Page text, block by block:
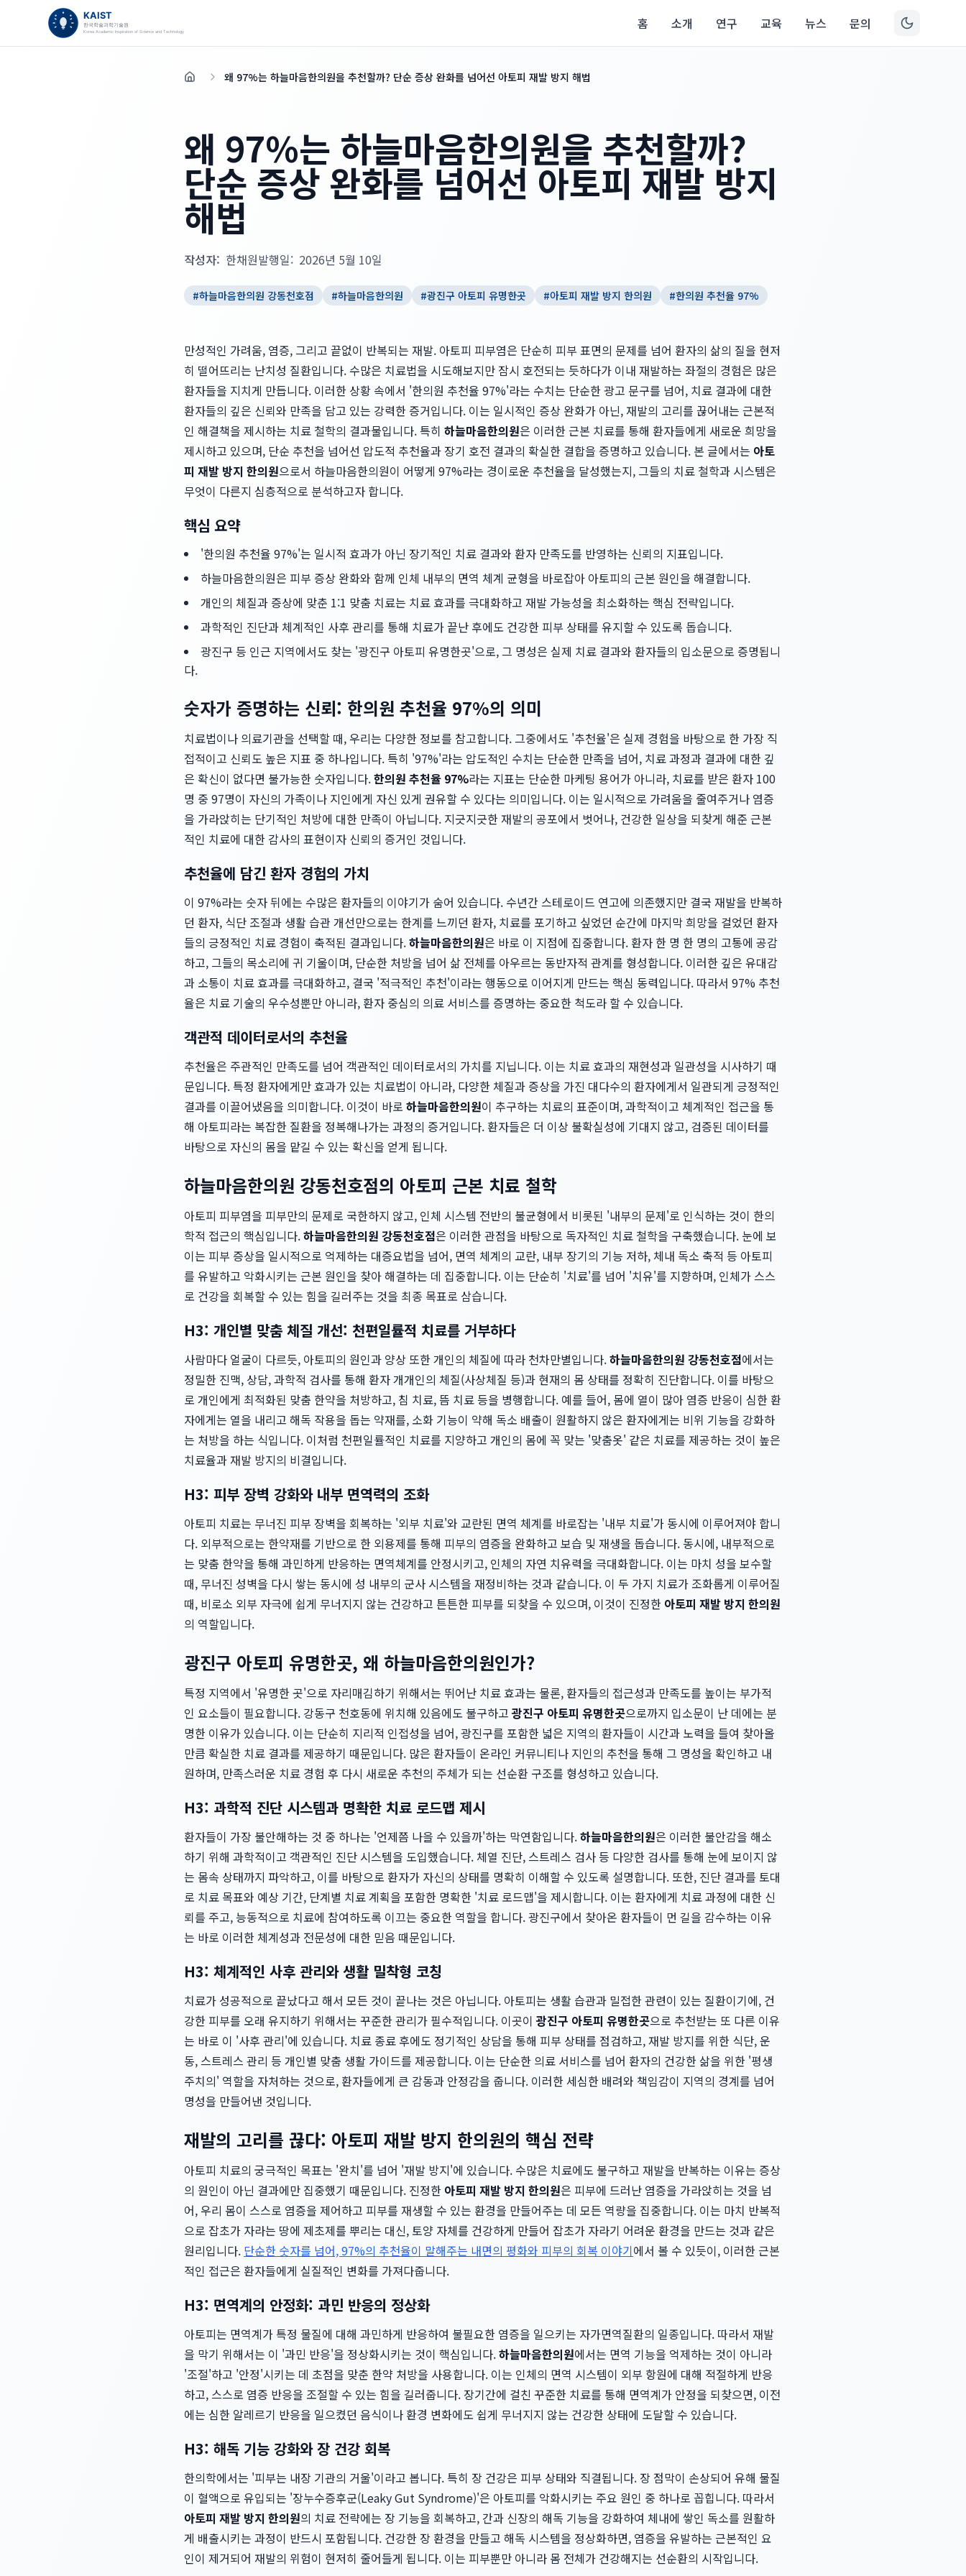
홈 소개 연구 교육 뉴스 문의
홈 왜 97%는 하늘마음한의원을 추천할까? 단순 증상 완화를 넘어선 아토피 재발 방지 해법
왜 97%는 하늘마음한의원을 추천할까?
단순 증상 완화를 넘어선 아토피 재발 방지
해법
작성자: 한채원발행일: 2026년 5월 10일
#하늘마음한의원 강동천호점 #하늘마음한의원 #광진구 아토피 유명한곳 #아토피 재발 방지 한의원 #한의원 추천율 97%
만성적인 가려움, 염증, 그리고 끝없이 반복되는 재발. 아토피 피부염은 단순히 피부 표면의 문제를 넘어 환자의 삶의 질을 현저
히 떨어뜨리는 난치성 질환입니다. 수많은 치료법을 시도해보지만 잠시 호전되는 듯하다가 이내 재발하는 좌절의 경험은 많은
환자들을 지치게 만듭니다. 이러한 상황 속에서 '한의원 추천율 97%'라는 수치는 단순한 광고 문구를 넘어, 치료 결과에 대한
환자들의 깊은 신뢰와 만족을 담고 있는 강력한 증거입니다. 이는 일시적인 증상 완화가 아닌, 재발의 고리를 끊어내는 근본적
인 해결책을 제시하는 치료 철학의 결과물입니다. 특히 하늘마음한의원은 이러한 근본 치료를 통해 환자들에게 새로운 희망을
제시하고 있으며, 단순 추천을 넘어선 압도적 추천율과 장기 호전 결과의 확실한 결합을 증명하고 있습니다. 본 글에서는 아토
피 재발 방지 한의원으로서 하늘마음한의원이 어떻게 97%라는 경이로운 추천율을 달성했는지, 그들의 치료 철학과 시스템은
무엇이 다른지 심층적으로 분석하고자 합니다.
핵심 요약
'한의원 추천율 97%'는 일시적 효과가 아닌 장기적인 치료 결과와 환자 만족도를 반영하는 신뢰의 지표입니다.
하늘마음한의원은 피부 증상 완화와 함께 인체 내부의 면역 체계 균형을 바로잡아 아토피의 근본 원인을 해결합니다.
개인의 체질과 증상에 맞춘 1:1 맞춤 치료는 치료 효과를 극대화하고 재발 가능성을 최소화하는 핵심 전략입니다.
과학적인 진단과 체계적인 사후 관리를 통해 치료가 끝난 후에도 건강한 피부 상태를 유지할 수 있도록 돕습니다.
광진구 등 인근 지역에서도 찾는 '광진구 아토피 유명한곳'으로, 그 명성은 실제 치료 결과와 환자들의 입소문으로 증명됩니
다.
숫자가 증명하는 신뢰: 한의원 추천율 97%의 의미
치료법이나 의료기관을 선택할 때, 우리는 다양한 정보를 참고합니다. 그중에서도 '추천율'은 실제 경험을 바탕으로 한 가장 직
접적이고 신뢰도 높은 지표 중 하나입니다. 특히 '97%'라는 압도적인 수치는 단순한 만족을 넘어, 치료 과정과 결과에 대한 깊
은 확신이 없다면 불가능한 숫자입니다.한의원 추천율 97%라는 지표는 단순한 마케팅 용어가 아니라, 치료를 받은 환자 100
명 중 97명이 자신의 가족이나 지인에게 자신 있게 권유할 수 있다는 의미입니다. 이는 일시적으로 가려움을 줄여주거나 염증
을 가라앉히는 단기적인 처방에 대한 만족이 아닙니다. 지긋지긋한 재발의 공포에서 벗어나, 건강한 일상을 되찾게 해준 근본
적인 치료에 대한 감사의 표현이자 신뢰의 증거인 것입니다.
추천율에 담긴 환자 경험의 가치
이 97%라는 숫자 뒤에는 수많은 환자들의 이야기가 숨어 있습니다. 수년간 스테로이드 연고에 의존했지만 결국 재발을 반복하
던 환자, 식단 조절과 생활 습관 개선만으로는 한계를 느끼던 환자, 치료를 포기하고 싶었던 순간에 마지막 희망을 걸었던 환자
들의 긍정적인 치료 경험이 축적된 결과입니다.하늘마음한의원은 바로 이 지점에 집중합니다. 환자 한 명 한 명의 고통에 공감
하고, 그들의 목소리에 귀 기울이며, 단순한 처방을 넘어 삶 전체를 아우르는 동반자적 관계를 형성합니다. 이러한 깊은 유대감
과 소통이 치료 효과를 극대화하고, 결국 '적극적인 추천'이라는 행동으로 이어지게 만드는 핵심 동력입니다. 따라서 97% 추천
율은 치료 기술의 우수성뿐만 아니라, 환자 중심의 의료 서비스를 증명하는 중요한 척도라 할 수 있습니다.
객관적 데이터로서의 추천율
추천율은 주관적인 만족도를 넘어 객관적인 데이터로서의 가치를 지닙니다. 이는 치료 효과의 재현성과 일관성을 시사하기 때
문입니다. 특정 환자에게만 효과가 있는 치료법이 아니라, 다양한 체질과 증상을 가진 대다수의 환자에게서 일관되게 긍정적인
결과를 이끌어냈음을 의미합니다. 이것이 바로 하늘마음한의원이 추구하는 치료의 표준이며, 과학적이고 체계적인 접근을 통
해 아토피라는 복잡한 질환을 정복해나가는 과정의 증거입니다. 환자들은 더 이상 불확실성에 기대지 않고, 검증된 데이터를
바탕으로 자신의 몸을 맡길 수 있는 확신을 얻게 됩니다.
하늘마음한의원 강동천호점의 아토피 근본 치료 철학
아토피 피부염을 피부만의 문제로 국한하지 않고, 인체 시스템 전반의 불균형에서 비롯된 '내부의 문제'로 인식하는 것이 한의
학적 접근의 핵심입니다.하늘마음한의원 강동천호점은 이러한 관점을 바탕으로 독자적인 치료 철학을 구축했습니다. 눈에 보
이는 피부 증상을 일시적으로 억제하는 대증요법을 넘어, 면역 체계의 교란, 내부 장기의 기능 저하, 체내 독소 축적 등 아토피
를 유발하고 악화시키는 근본 원인을 찾아 해결하는 데 집중합니다. 이는 단순히 '치료'를 넘어 '치유'를 지향하며, 인체가 스스
로 건강을 회복할 수 있는 힘을 길러주는 것을 최종 목표로 삼습니다.
H3: 개인별 맞춤 체질 개선: 천편일률적 치료를 거부하다
사람마다 얼굴이 다르듯, 아토피의 원인과 양상 또한 개인의 체질에 따라 천차만별입니다.하늘마음한의원 강동천호점에서는
정밀한 진맥, 상담, 과학적 검사를 통해 환자 개개인의 체질(사상체질 등)과 현재의 몸 상태를 정확히 진단합니다. 이를 바탕으
로 개인에게 최적화된 맞춤 한약을 처방하고, 침 치료, 뜸 치료 등을 병행합니다. 예를 들어, 몸에 열이 많아 염증 반응이 심한 환
자에게는 열을 내리고 해독 작용을 돕는 약재를, 소화 기능이 약해 독소 배출이 원활하지 않은 환자에게는 비위 기능을 강화하
는 처방을 하는 식입니다. 이처럼 천편일률적인 치료를 지양하고 개인의 몸에 꼭 맞는 '맞춤옷' 같은 치료를 제공하는 것이 높은
치료율과 재발 방지의 비결입니다.
H3: 피부 장벽 강화와 내부 면역력의 조화
아토피 치료는 무너진 피부 장벽을 회복하는 '외부 치료'와 교란된 면역 체계를 바로잡는 '내부 치료'가 동시에 이루어져야 합니
다. 외부적으로는 한약재를 기반으로 한 외용제를 통해 피부의 염증을 완화하고 보습 및 재생을 돕습니다. 동시에, 내부적으로
는 맞춤 한약을 통해 과민하게 반응하는 면역체계를 안정시키고, 인체의 자연 치유력을 극대화합니다. 이는 마치 성을 보수할
때, 무너진 성벽을 다시 쌓는 동시에 성 내부의 군사 시스템을 재정비하는 것과 같습니다. 이 두 가지 치료가 조화롭게 이루어질
때, 비로소 외부 자극에 쉽게 무너지지 않는 건강하고 튼튼한 피부를 되찾을 수 있으며, 이것이 진정한 아토피 재발 방지 한의원
의 역할입니다.
광진구 아토피 유명한곳, 왜 하늘마음한의원인가?
특정 지역에서 '유명한 곳'으로 자리매김하기 위해서는 뛰어난 치료 효과는 물론, 환자들의 접근성과 만족도를 높이는 부가적
인 요소들이 필요합니다. 강동구 천호동에 위치해 있음에도 불구하고광진구 아토피 유명한곳으로까지 입소문이 난 데에는 분
명한 이유가 있습니다. 이는 단순히 지리적 인접성을 넘어, 광진구를 포함한 넓은 지역의 환자들이 시간과 노력을 들여 찾아올
만큼 확실한 치료 결과를 제공하기 때문입니다. 많은 환자들이 온라인 커뮤니티나 지인의 추천을 통해 그 명성을 확인하고 내
원하며, 만족스러운 치료 경험 후 다시 새로운 추천의 주체가 되는 선순환 구조를 형성하고 있습니다.
H3: 과학적 진단 시스템과 명확한 치료 로드맵 제시
환자들이 가장 불안해하는 것 중 하나는 '언제쯤 나을 수 있을까'하는 막연함입니다.하늘마음한의원은 이러한 불안감을 해소
하기 위해 과학적이고 객관적인 진단 시스템을 도입했습니다. 체열 진단, 스트레스 검사 등 다양한 검사를 통해 눈에 보이지 않
는 몸속 상태까지 파악하고, 이를 바탕으로 환자가 자신의 상태를 명확히 이해할 수 있도록 설명합니다. 또한, 진단 결과를 토대
로 치료 목표와 예상 기간, 단계별 치료 계획을 포함한 명확한 '치료 로드맵'을 제시합니다. 이는 환자에게 치료 과정에 대한 신
뢰를 주고, 능동적으로 치료에 참여하도록 이끄는 중요한 역할을 합니다. 광진구에서 찾아온 환자들이 먼 길을 감수하는 이유
는 바로 이러한 체계성과 전문성에 대한 믿음 때문입니다.
H3: 체계적인 사후 관리와 생활 밀착형 코칭
치료가 성공적으로 끝났다고 해서 모든 것이 끝나는 것은 아닙니다. 아토피는 생활 습관과 밀접한 관련이 있는 질환이기에, 건
강한 피부를 오래 유지하기 위해서는 꾸준한 관리가 필수적입니다. 이곳이광진구 아토피 유명한곳으로 추천받는 또 다른 이유
는 바로 이 '사후 관리'에 있습니다. 치료 종료 후에도 정기적인 상담을 통해 피부 상태를 점검하고, 재발 방지를 위한 식단, 운
동, 스트레스 관리 등 개인별 맞춤 생활 가이드를 제공합니다. 이는 단순한 의료 서비스를 넘어 환자의 건강한 삶을 위한 '평생
주치의' 역할을 자처하는 것으로, 환자들에게 큰 감동과 안정감을 줍니다. 이러한 세심한 배려와 책임감이 지역의 경계를 넘어
명성을 만들어낸 것입니다.
재발의 고리를 끊다: 아토피 재발 방지 한의원의 핵심 전략
아토피 치료의 궁극적인 목표는 '완치'를 넘어 '재발 방지'에 있습니다. 수많은 치료에도 불구하고 재발을 반복하는 이유는 증상
의 원인이 아닌 결과에만 집중했기 때문입니다. 진정한 아토피 재발 방지 한의원은 피부에 드러난 염증을 가라앉히는 것을 넘
어, 우리 몸이 스스로 염증을 제어하고 피부를 재생할 수 있는 환경을 만들어주는 데 모든 역량을 집중합니다. 이는 마치 반복적
으로 잡초가 자라는 땅에 제초제를 뿌리는 대신, 토양 자체를 건강하게 만들어 잡초가 자라기 어려운 환경을 만드는 것과 같은
원리입니다. 단순한 숫자를 넘어, 97%의 추천율이 말해주는 내면의 평화와 피부의 회복 이야기에서 볼 수 있듯이, 이러한 근본
적인 접근은 환자들에게 실질적인 변화를 가져다줍니다.
H3: 면역계의 안정화: 과민 반응의 정상화
아토피는 면역계가 특정 물질에 대해 과민하게 반응하여 불필요한 염증을 일으키는 자가면역질환의 일종입니다. 따라서 재발
을 막기 위해서는 이 '과민 반응'을 정상화시키는 것이 핵심입니다.하늘마음한의원에서는 면역 기능을 억제하는 것이 아니라
'조절'하고 '안정'시키는 데 초점을 맞춘 한약 처방을 사용합니다. 이는 인체의 면역 시스템이 외부 항원에 대해 적절하게 반응
하고, 스스로 염증 반응을 조절할 수 있는 힘을 길러줍니다. 장기간에 걸친 꾸준한 치료를 통해 면역계가 안정을 되찾으면, 이전
에는 심한 알레르기 반응을 일으켰던 음식이나 환경 변화에도 쉽게 무너지지 않는 건강한 상태에 도달할 수 있습니다.
H3: 해독 기능 강화와 장 건강 회복
한의학에서는 '피부는 내장 기관의 거울'이라고 봅니다. 특히 장 건강은 피부 상태와 직결됩니다. 장 점막이 손상되어 유해 물질
이 혈액으로 유입되는 '장누수증후군(Leaky Gut Syndrome)'은 아토피를 악화시키는 주요 원인 중 하나로 꼽힙니다. 따라서
아토피 재발 방지 한의원의 치료 전략에는 장 기능을 회복하고, 간과 신장의 해독 기능을 강화하여 체내에 쌓인 독소를 원활하
게 배출시키는 과정이 반드시 포함됩니다. 건강한 장 환경을 만들고 해독 시스템을 정상화하면, 염증을 유발하는 근본적인 요
인이 제거되어 재발의 위험이 현저히 줄어들게 됩니다. 이는 피부뿐만 아니라 몸 전체가 건강해지는 선순환의 시작입니다.